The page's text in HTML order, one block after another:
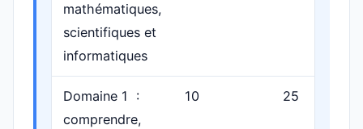
mathématiques,
scientifiques et
informatiques
Domaine 1 :
comprendre,
10 25